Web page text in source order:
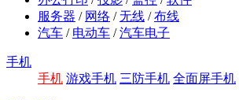
服务器 / 网络 /无线 /布线
汽车 / 电动车 /汽车电子
手机
手机 游戏手机 三防手机 全面屏手机